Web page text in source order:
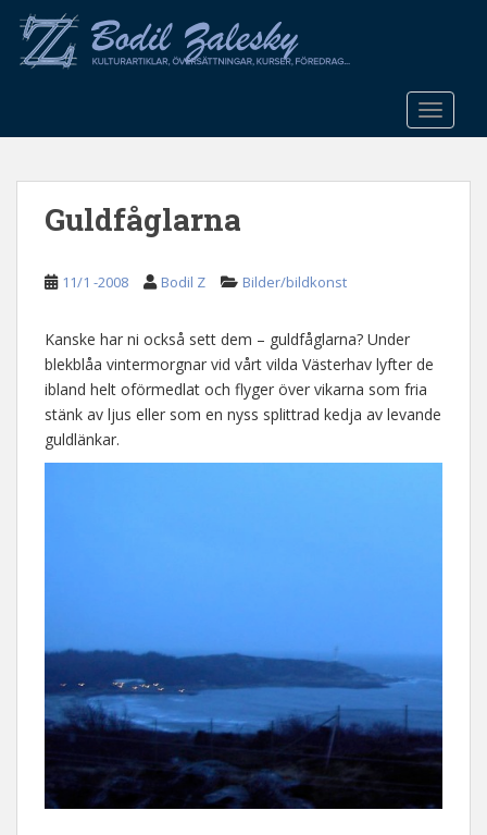
o
Guldfåglarna
11/1 -2008 Bodil Z Bilder/bildkonst
Kanske har ni också sett dem – guldfåglarna? Under
blekblåa vintermorgnar vid vårt vilda Västerhav lyfter de
ibland helt oförmedlat och flyger över vikarna som fria
stänk av ljus eller som en nyss splittrad kedja av levande
guldlänkar.